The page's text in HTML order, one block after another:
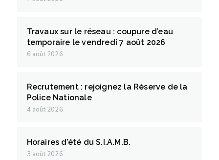
Travaux sur le réseau : coupure d’eau
temporaire le vendredi 7 août 2026
6 août 2026
Recrutement : rejoignez la Réserve de la
Police Nationale
4 août 2026
Horaires d’été du S.I.A.M.B.
3 août 2026